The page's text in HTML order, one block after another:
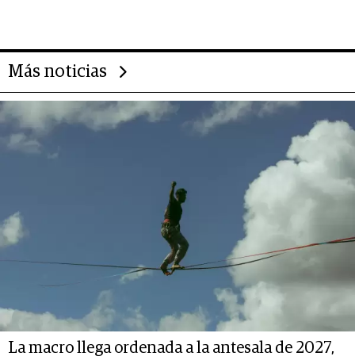
Más noticias
La macro llega ordenada a la antesala de 2027,